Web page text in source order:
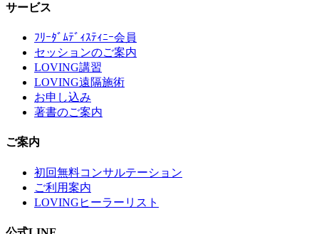
サービス
ﾌﾘｰﾀﾞﾑﾃﾞｨｽﾃｨﾆｰ会員
セッションのご案内
LOVING講習
LOVING遠隔施術
お申し込み
著書のご案内
ご案内
初回無料コンサルテーション
ご利用案内
LOVINGヒーラーリスト